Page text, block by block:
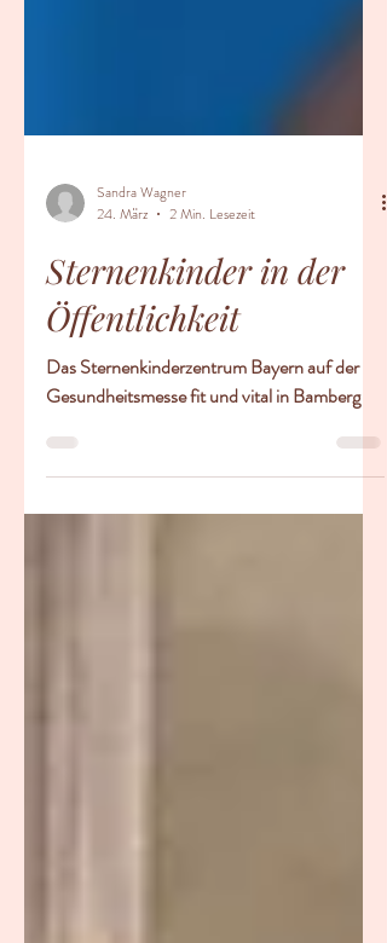
Sandra Wagner
Sternenkinder in der
Öffentlichkeit
Das Sternenkinderzentrum Bayern auf der
Gesundheitsmesse fit und vital in Bamberg